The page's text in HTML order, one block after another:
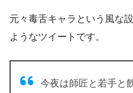
元々毒舌キャラという風な
ようなツイートです。
今夜は師匠と若手と